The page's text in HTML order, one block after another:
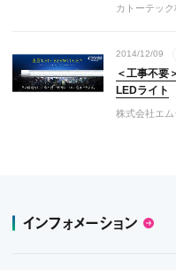
カトーテッ
2014/12/09
＜工事不要
LEDライト
株式会社エム
インフォメーション